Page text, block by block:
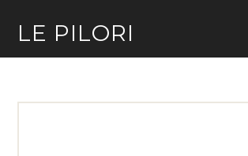
content
LE PILORI